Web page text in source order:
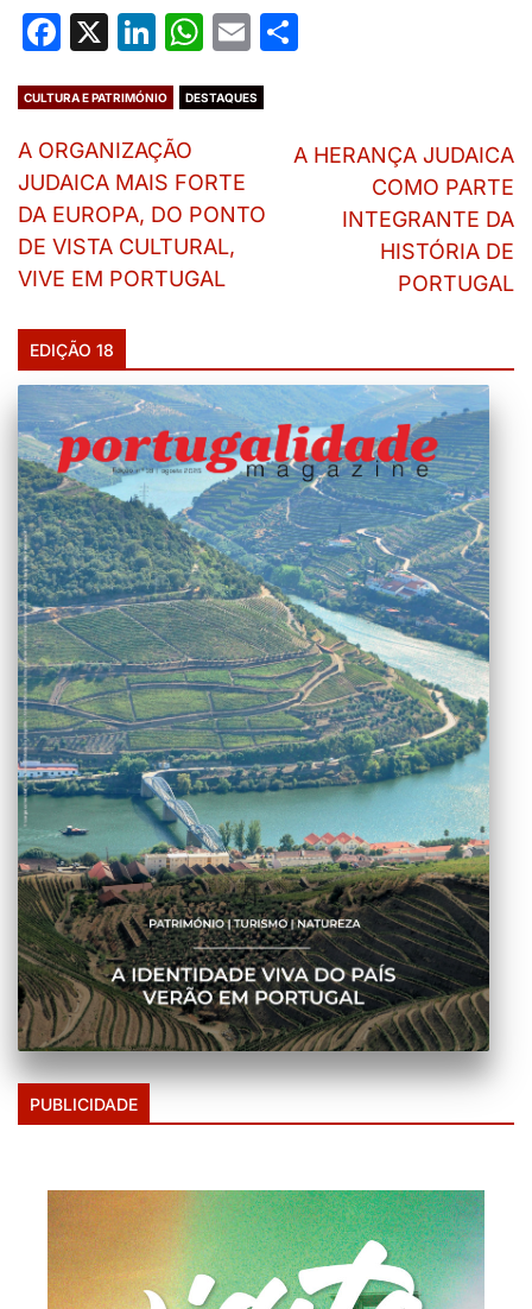
Facebook
X LinkedIn
WhatsApp
Email
CULTURA E PATRIMÓNIO DESTAQUES
A ORGANIZAÇÃO
JUDAICA MAIS FORTE
DA EUROPA, DO PONTO
DE VISTA CULTURAL,
VIVE EM PORTUGAL
A HERANÇA JUDAICA
COMO PARTE
INTEGRANTE DA
HISTÓRIA DE
PORTUGAL
EDIÇÃO 18
PUBLICIDADE